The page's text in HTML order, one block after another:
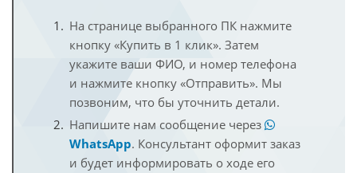
На странице выбранного ПК нажмите
кнопку «Купить в 1 клик». Затем
укажите ваши ФИО, и номер телефона
и нажмите кнопку «Отправить». Мы
позвоним, что бы уточнить детали.
Напишите нам сообщение через
WhatsApp. Консультант оформит заказ
и будет информировать о ходе его